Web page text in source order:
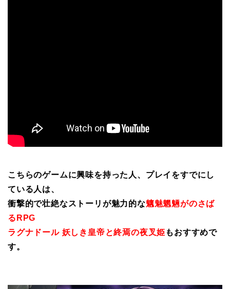
こちらのゲームに興味を持った人、プレイをすでにし
ている人は、
衝撃的で壮絶なストーリが魅力的な魑魅魍魎がのさば
るRPG
ラグナドール 妖しき皇帝と終焉の夜叉姫 もおすすめで
す。